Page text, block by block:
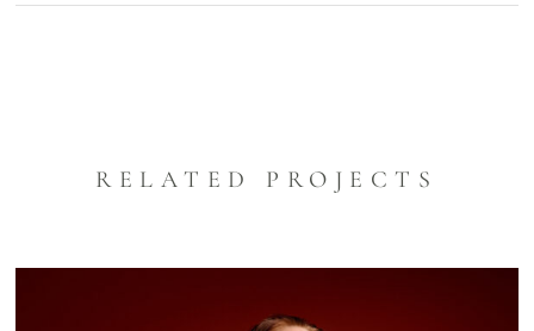
RELATED PROJECTS